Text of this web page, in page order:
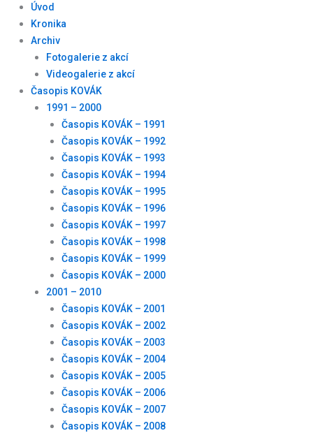
Úvod
Kronika
Archiv
Fotogalerie z akcí
Videogalerie z akcí
Časopis KOVÁK
1991 – 2000
Časopis KOVÁK – 1991
Časopis KOVÁK – 1992
Časopis KOVÁK – 1993
Časopis KOVÁK – 1994
Časopis KOVÁK – 1995
Časopis KOVÁK – 1996
Časopis KOVÁK – 1997
Časopis KOVÁK – 1998
Časopis KOVÁK – 1999
Časopis KOVÁK – 2000
2001 – 2010
Časopis KOVÁK – 2001
Časopis KOVÁK – 2002
Časopis KOVÁK – 2003
Časopis KOVÁK – 2004
Časopis KOVÁK – 2005
Časopis KOVÁK – 2006
Časopis KOVÁK – 2007
Časopis KOVÁK – 2008